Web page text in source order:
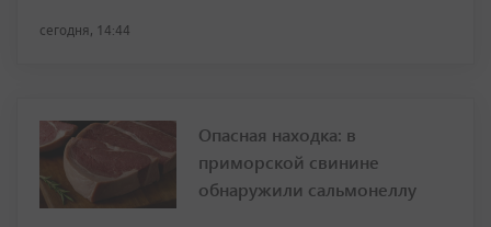
сегодня, 14:44
Опасная находка: в
приморской свинине
обнаружили сальмонеллу